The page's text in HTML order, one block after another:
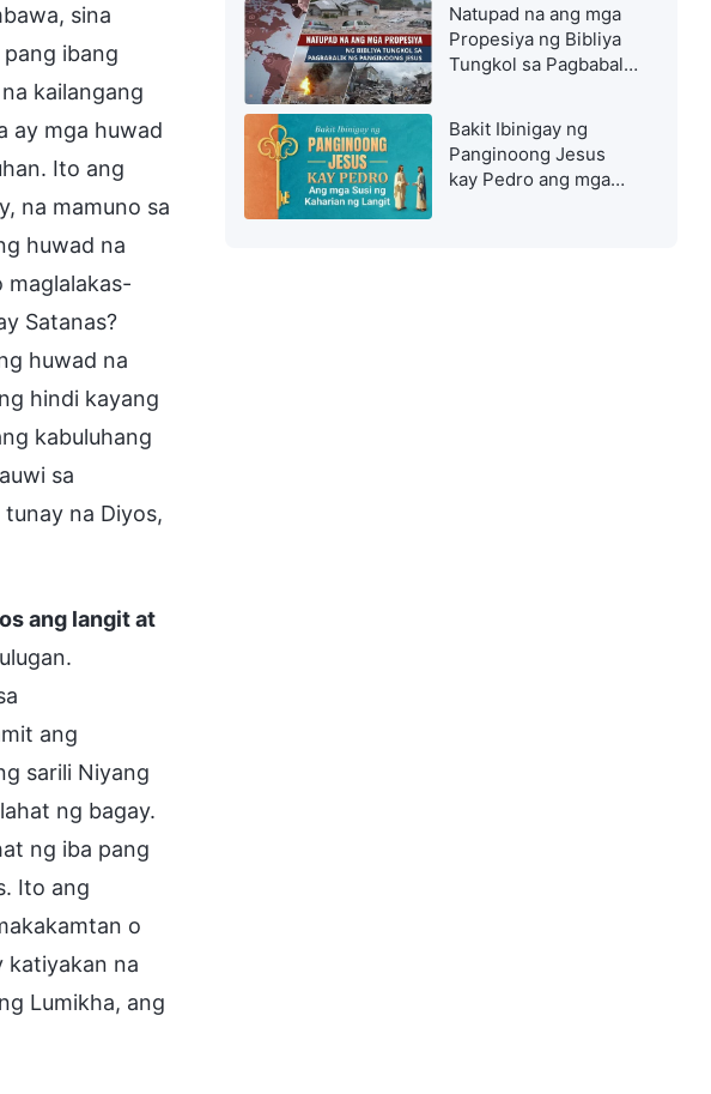
sina
ibang
kailangang
ay mga huwad
Ito ang
na mamuno sa
huwad na
maglalakas-
Satanas?
huwad na
hindi kayang
kabuluhang
sa
na Diyos,
ang langit at
ang
sarili Niyang
ng bagay.
ng iba pang
Ito ang
o
katiyakan na
Lumikha, ang
Natupad na ang mga
Propesiya ng Bibliya
Tungkol sa Pagbabalik
Bakit Ibinigay ng
Panginoong Jesus
kay Pedro ang mga